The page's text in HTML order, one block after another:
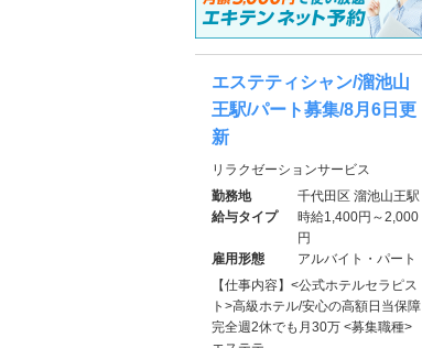
エステティシャン/溜池山
王駅/パート募集/8月6日更
新
リラクゼーションサービス
勤務地
千代田区 溜池山王駅
給与タイプ
時給1,400円～2,000
円
雇用形態
アルバイト・パート
【仕事内容】<公式ホテルセラピス
ト>高級ホテル/安心の高額日当保障
完全週2休でも月30万 <募集職種>